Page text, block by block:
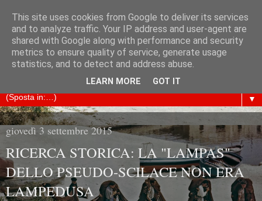
ARCHIVIO STORICO
LAMPEDUSA
▼
giovedì 3 settembre 2015
RICERCA STORICA: LA "LAMPAS"
DELLO PSEUDO-SCILACE NON ERA
LAMPEDUSA
This site uses cookies from Google to deliver its services
and to analyze traffic. Your IP address and user-agent are
shared with Google along with performance and security
metrics to ensure quality of service, generate usage
statistics, and to detect and address abuse.
LEARN MORE GOT IT